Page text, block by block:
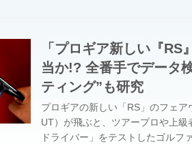
「プロギア新しい『
当か!? 全番手でデータ
ティング”も研究
プロギアの新しい「RS」のフェ
UT）が飛ぶと、ツアープロや上
ドライバー」をテストしたゴルフ